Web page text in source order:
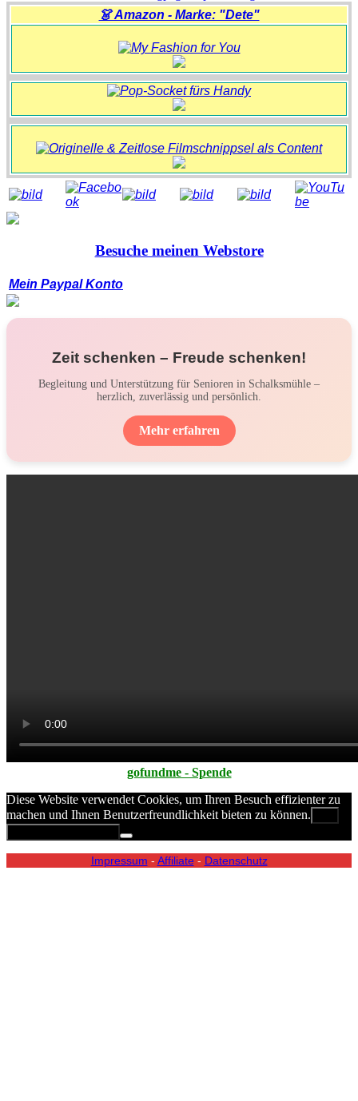
👗 Amazon - Marke: "Dete"
Besuche meinen Webstore
Mein Paypal Konto
Zeit schenken – Freude schenken!
Begleitung und Unterstützung für Senioren in Schalksmühle –
herzlich, zuverlässig und persönlich.
Mehr erfahren
gofundme - Spende
Diese Website verwendet Cookies, um Ihren Besuch effizienter zu
machen und Ihnen Benutzerfreundlichkeit bieten zu können.
Impressum - Affiliate- Datenschutz